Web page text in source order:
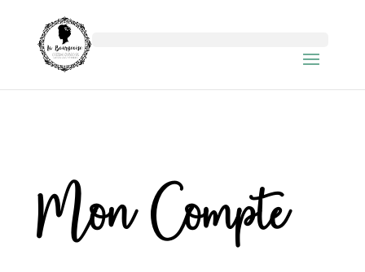
Mon Compte